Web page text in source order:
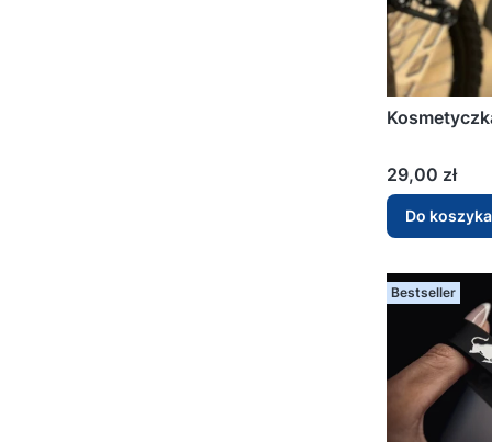
Cena
29,00 zł
Do koszyka
Bestseller